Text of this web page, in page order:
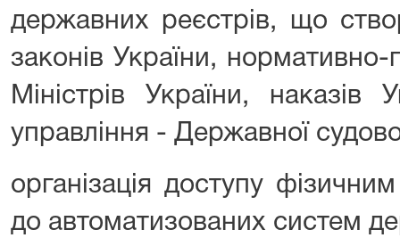
державних реєстрів, що
законів України, нормативно-
Міністрів України, наказів
управління - Державної
організація доступу
до автоматизованих систем